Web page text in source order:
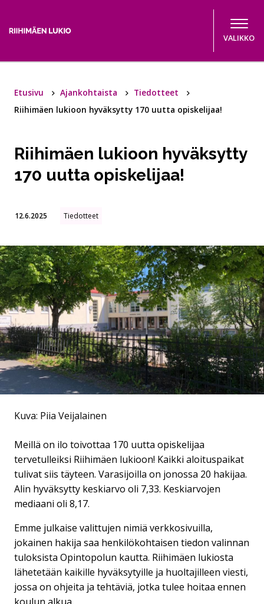
VALIKKO
Etusivu Ajankohtaista
Tiedotteet
Riihimäen lukioon hyväksytty 170 uutta opiskelijaa!
Riihimäen lukioon hyväksytty
170 uutta opiskelijaa!
12.6.2025 Tiedotteet
Kuva: Piia Veijalainen
Meillä on ilo toivottaa 170 uutta opiskelijaa
tervetulleiksi Riihimäen lukioon! Kaikki aloituspaikat
tulivat siis täyteen. Varasijoilla on jonossa 20 hakijaa.
Alin hyväksytty keskiarvo oli 7,33. Keskiarvojen
mediaani oli 8,17.
Emme julkaise valittujen nimiä verkkosivuilla,
jokainen hakija saa henkilökohtaisen tiedon valinnan
tuloksista Opintopolun kautta. Riihimäen lukiosta
lähetetään kaikille hyväksytyille ja huoltajilleen viesti,
jossa on ohjeita ja tehtäviä, jotka tulee hoitaa ennen